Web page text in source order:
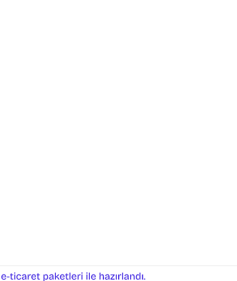
ideasoft e-